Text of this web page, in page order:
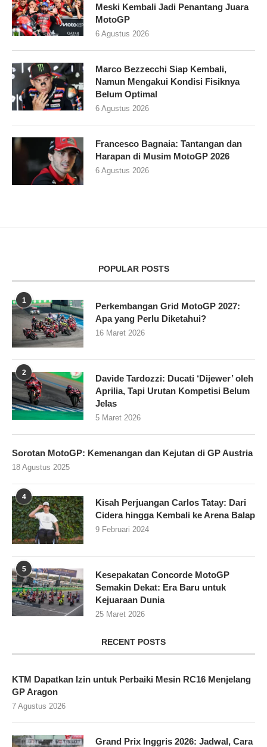
Meski Kembali Jadi Penantang Juara
MotoGP
6 Agustus 2026
Marco Bezzecchi Siap Kembali,
Namun Mengakui Kondisi Fisiknya
Belum Optimal
6 Agustus 2026
Francesco Bagnaia: Tantangan dan
Harapan di Musim MotoGP 2026
6 Agustus 2026
POPULAR POSTS
1
Perkembangan Grid MotoGP 2027:
Apa yang Perlu Diketahui?
16 Maret 2026
2
Davide Tardozzi: Ducati ‘Dijewer’ oleh
Aprilia, Tapi Urutan Kompetisi Belum
Jelas
5 Maret 2026
Sorotan MotoGP: Kemenangan dan Kejutan di GP Austria
18 Agustus 2025
4
Kisah Perjuangan Carlos Tatay: Dari
Cidera hingga Kembali ke Arena Balap
9 Februari 2024
5
Kesepakatan Concorde MotoGP
Semakin Dekat: Era Baru untuk
Kejuaraan Dunia
25 Maret 2026
RECENT POSTS
KTM Dapatkan Izin untuk Perbaiki Mesin RC16 Menjelang
GP Aragon
7 Agustus 2026
Grand Prix Inggris 2026: Jadwal, Cara